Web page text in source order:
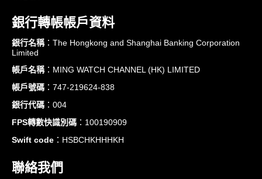
銀行轉帳帳戶資料
銀行名稱：The Hongkong and Shanghai Banking Corporation
Limited
帳戶名稱：MING WATCH CHANNEL (HK) LIMITED
帳戶號碼 ：747-219624-838
銀行代碼 ：004
FPS轉數快識別碼 ：100190909
Swift code ：HSBCHKHHHKH
聯絡我們